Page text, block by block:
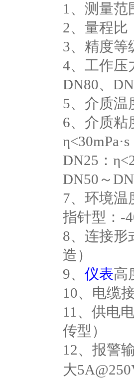
1 、测量范
2、量程比
3、精度等
4、工作压
DN80、
5、介质温
6、介质粘
η<30mPa·s
DN25 ：η
DN50 ～
7、环境温
指针型： -
8、连接形
造）
9、 仪表高
10、电缆
11 、供电
传型）
12、报警
大